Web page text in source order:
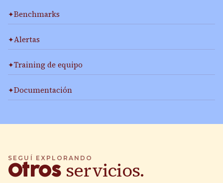
Benchmarks
Alertas
Training de equipo
Documentación
SEGUÍ EXPLORANDO
Otros servicios.